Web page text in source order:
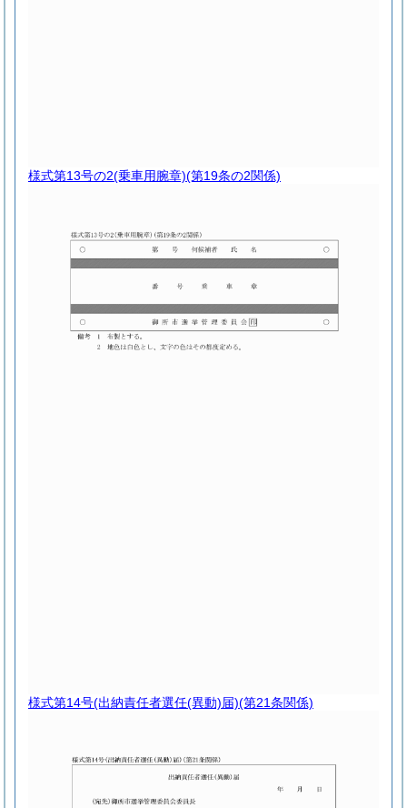
様式第13号の2(乗車用腕章)(第19条の2関係)
様式第14号(出納責任者選任(異動)届)(第21条関係)